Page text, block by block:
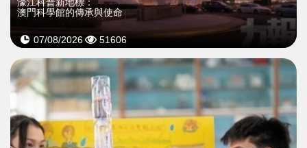
澳門科學館的傳承與使命
07/08/2026 51606